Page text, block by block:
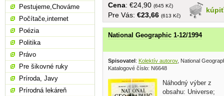
kúpiť
Cena: €24,90 (645 Kč)
Pre Vás: €23,66 (613 Kč)
National Geographic 1-12/1994
Spisovatel: Kolektív autorov, National
Katalogové číslo: N6648
Náhodný výber z
obsahu: Universe;
Pestujeme,Chováme
Počítače,internet
Poézia
Politika
Právo
Pre šikovné ruky
Príroda, Javy
Prírodná lekáreň